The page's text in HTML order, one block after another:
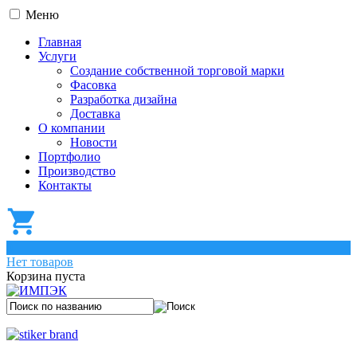
Меню
Главная
Услуги
Создание собственной торговой марки
Фасовка
Разработка дизайна
Доставка
О компании
Новости
Портфолио
Производство
Контакты
Нет товаров
Корзина пуста